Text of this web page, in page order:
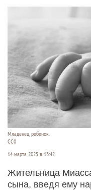
Младенец, ребенок.
CC0
14 марта 2025 в 13:42
Жительница
сына, введя ему